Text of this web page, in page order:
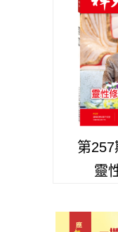
第257
靈